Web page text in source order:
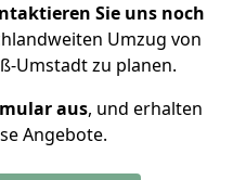
Sie uns noch
Umzug von
Umstadt zu planen.
aus, und erhalten
Angebote.